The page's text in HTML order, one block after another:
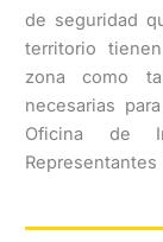
de seguridad
territorio
zona como
necesarias
Oficina de
Representantes